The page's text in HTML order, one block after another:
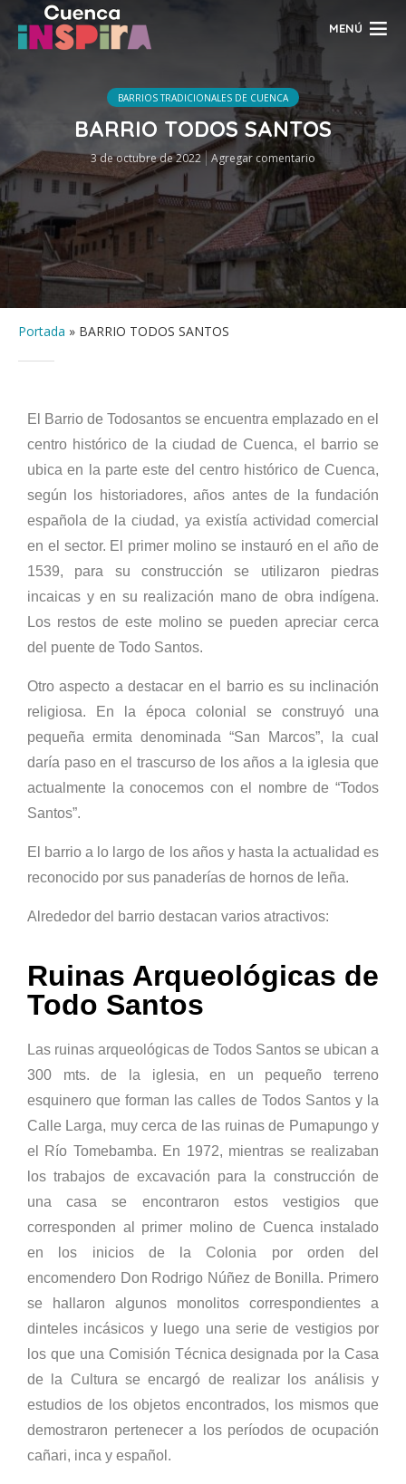
MENÚ
BARRIOS TRADICIONALES DE CUENCA
BARRIO TODOS SANTOS
3 de octubre de 2022 Agregar comentario
Portada » BARRIO TODOS SANTOS
El Barrio de Todosantos se encuentra emplazado en el
centro histórico de la ciudad de Cuenca, el barrio se
ubica en la parte este del centro histórico de Cuenca,
según los historiadores, años antes de la fundación
española de la ciudad, ya existía actividad comercial
en el sector. El primer molino se instauró en el año de
1539, para su construcción se utilizaron piedras
incaicas y en su realización mano de obra indígena.
Los restos de este molino se pueden apreciar cerca
del puente de Todo Santos.
Otro aspecto a destacar en el barrio es su inclinación
religiosa. En la época colonial se construyó una
pequeña ermita denominada “San Marcos”, la cual
daría paso en el trascurso de los años a la iglesia que
actualmente la conocemos con el nombre de “Todos
Santos”.
El barrio a lo largo de los años y hasta la actualidad es
reconocido por sus panaderías de hornos de leña.
Alrededor del barrio destacan varios atractivos:
Ruinas Arqueológicas de
Todo Santos
Las ruinas arqueológicas de Todos Santos se ubican a
300 mts. de la iglesia, en un pequeño terreno
esquinero que forman las calles de Todos Santos y la
Calle Larga, muy cerca de las ruinas de Pumapungo y
el Río Tomebamba. En 1972, mientras se realizaban
los trabajos de excavación para la construcción de
una casa se encontraron estos vestigios que
corresponden al primer molino de Cuenca instalado
en los inicios de la Colonia por orden del
encomendero Don Rodrigo Núñez de Bonilla. Primero
se hallaron algunos monolitos correspondientes a
dinteles incásicos y luego una serie de vestigios por
los que una Comisión Técnica designada por la Casa
de la Cultura se encargó de realizar los análisis y
estudios de los objetos encontrados, los mismos que
demostraron pertenecer a los períodos de ocupación
cañari, inca y español.